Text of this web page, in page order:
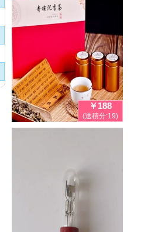
￥188
(送積分:19)